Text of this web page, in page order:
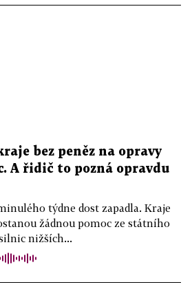
bez peněz na opravy
A řidič to pozná opravdu
týdne dost zapadla. Kraje
žádnou pomoc ze státního
nižších...